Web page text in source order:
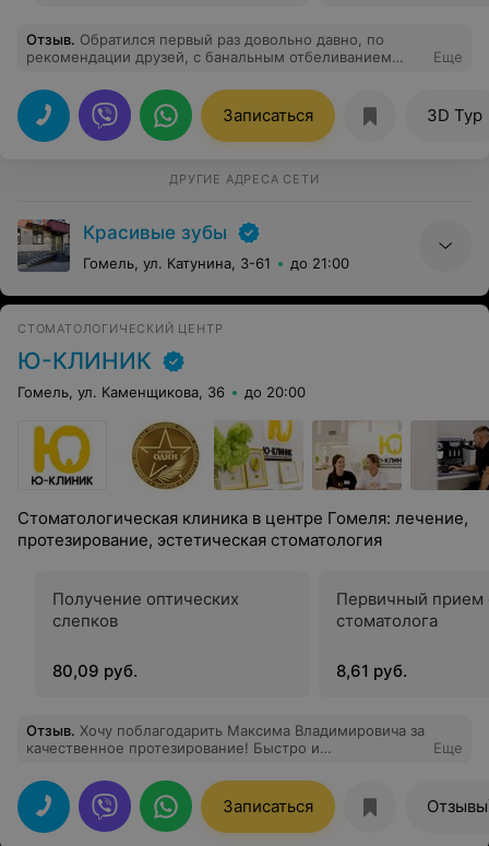
Отзыв. Обратился первый раз довольно давно, по
рекомендации друзей, с банальным отбеливанием
хирургия(Павел Павлович отдельное спасибо!),
протезирование. Все просто супер! Привел жену,
ставили имплант, она тоже осталась довольна. Дети
идут на лечение без страха. Уговоры, угрозы и слезы в
Еще
Записаться 3D Тур
ДРУГИЕ АДРЕСА СЕТИ
Красивые зубы
Гомель, ул. Катунина, 3-61 до 21:00
СТОМАТОЛОГИЧЕСКИЙ ЦЕНТР
Ю-КЛИНИК
Гомель, ул. Каменщикова, 36 до 20:00
Стоматологическая клиника в центре Гомеля: лечение,
протезирование, эстетическая стоматология
Получение оптических
слепков
80,09 руб.
Первичный прием
стоматолога
8,61 руб.
Отзыв. Хочу поблагодарить Максима Владимировича за
качественное протезирование! Быстро и
хороший специалист!
Еще
Записаться Отзывы